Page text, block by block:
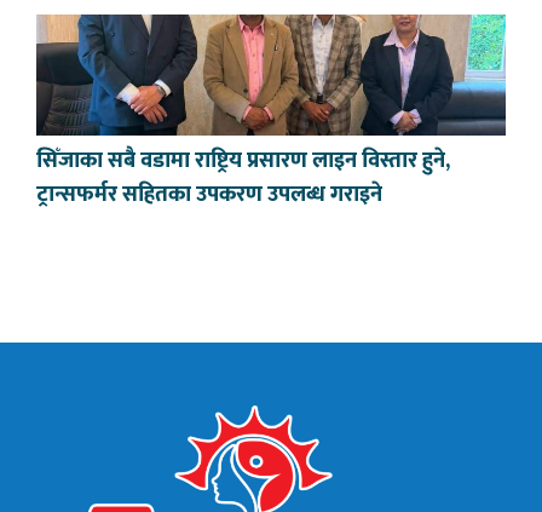
सिँजाका सबै वडामा राष्ट्रिय प्रसारण लाइन विस्तार हुने,
ट्रान्सफर्मर सहितका उपकरण उपलब्ध गराइने